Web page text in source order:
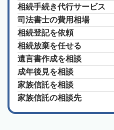
相続手続き代行サービス
司法書士の費用相場
相続登記を依頼
相続放棄を任せる
遺言書作成を相談
成年後見を相談
家族信託を相談
家族信託の相談先